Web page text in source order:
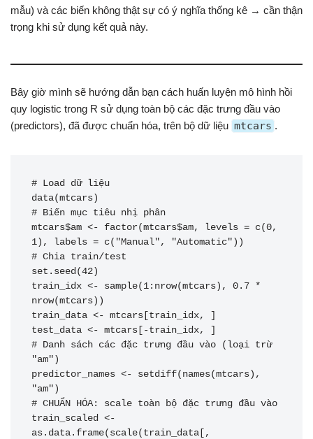
mẫu) và các biến không thật sự có ý nghĩa thống kê → cần thận
trọng khi sử dụng kết quả này.
Bây giờ mình sẽ hướng dẫn bạn cách huấn luyện mô hình hồi
quy logistic trong R sử dụng toàn bộ các đặc trưng đầu vào
(predictors), đã được chuẩn hóa, trên bộ dữ liệu mtcars .
# Load dữ liệu
data(mtcars)
# Biến mục tiêu nhị phân
mtcars$am <- factor(mtcars$am, levels = c(0,
1), labels = c("Manual", "Automatic"))
# Chia train/test
set.seed(42)
train_idx <- sample(1:nrow(mtcars), 0.7 *
nrow(mtcars))
train_data <- mtcars[train_idx, ]
test_data <- mtcars[-train_idx, ]
# Danh sách các đặc trưng đầu vào (loại trừ
"am")
predictor_names <- setdiff(names(mtcars),
"am")
# CHUẨN HÓA: scale toàn bộ đặc trưng đầu vào
train_scaled <-
as.data.frame(scale(train_data[,